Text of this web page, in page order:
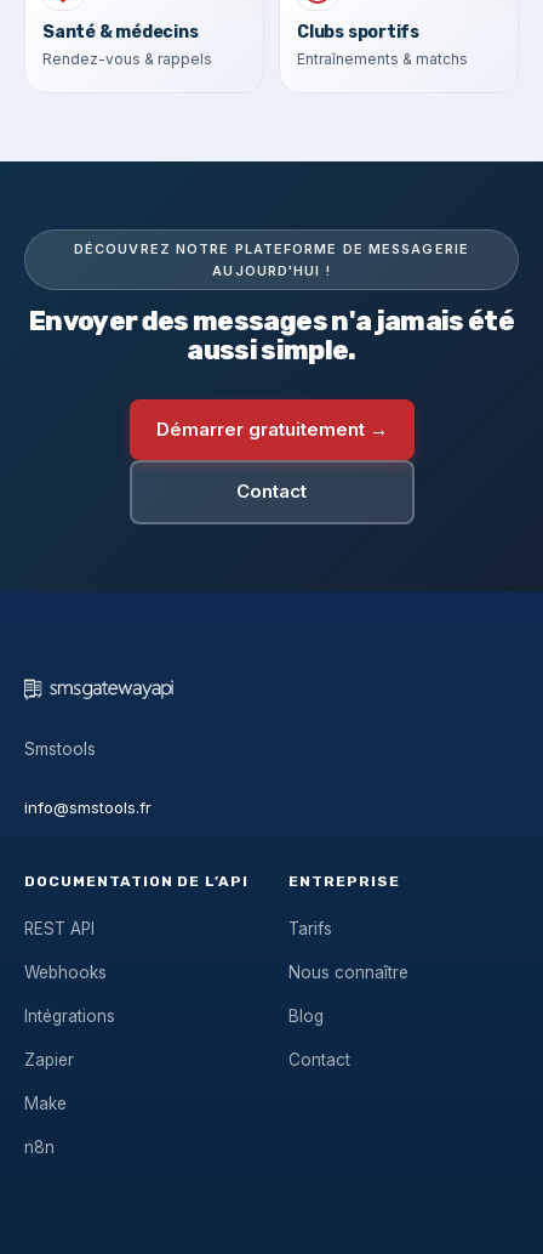
Santé & médecins
Rendez-vous & rappels
Clubs sportifs
Entraînements & matchs
DÉCOUVREZ NOTRE PLATEFORME DE MESSAGERIE
AUJOURD'HUI !
Envoyer des messages n'a jamais été
aussi simple.
Démarrer gratuitement →
Contact
Smstools
info@smstools.fr
DOCUMENTATION DE L’API
REST API
Webhooks
Intégrations
Zapier
Make
n8n
ENTREPRISE
Tarifs
Nous connaître
Blog
Contact